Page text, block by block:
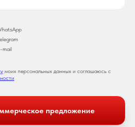
mail
моих персональных данных и соглашаюсь с
предложение